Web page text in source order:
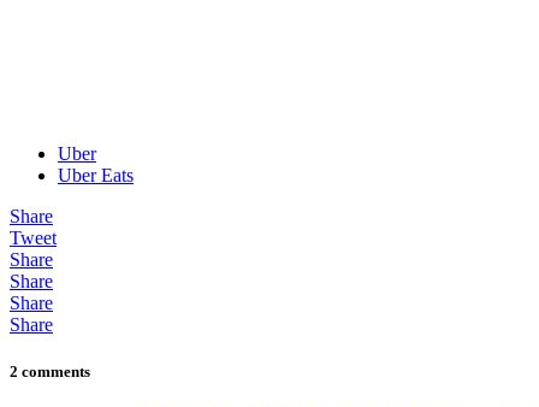
Uber
Uber Eats
Share
Tweet
Share
Share
Share
Share
2 comments